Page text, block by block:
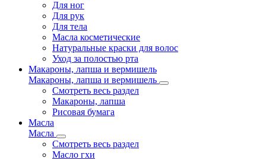
Для ног
Для рук
Для тела
Масла косметические
Натуральные краски для волос
Уход за полостью рта
Макароны, лапша и вермишель
Макароны, лапша и вермишель
Смотреть весь раздел
Макароны, лапша
Рисовая бумага
Масла
Масла
Смотреть весь раздел
Масло гхи